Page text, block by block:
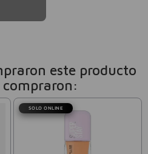
este producto
SOLO ONLINE